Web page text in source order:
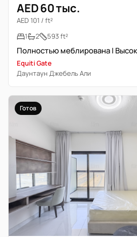
AED 60 тыс.
AED 101 / ft²
1
2 593 ft²
Equiti Gate
Даунтаун Джебель Али
Готов